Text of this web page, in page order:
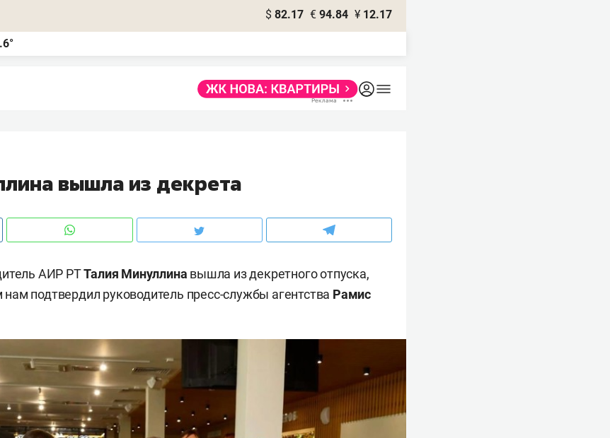
$ 82.17 € 94.84 ¥ 12.17
вышла из декрета
АИР РТТалия Минуллина вышла из декретного отпуска,
подтвердил руководитель пресс-службы агентства Рамис